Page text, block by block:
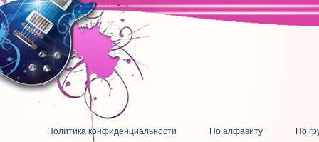
Политика конфиденциальности По алфавиту
По